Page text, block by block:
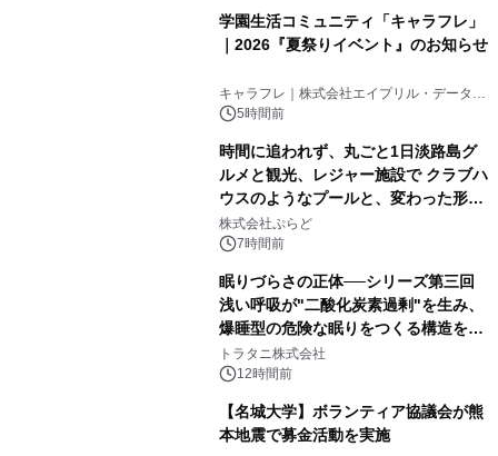
学園生活コミュニティ「キャラフレ」
｜2026『夏祭りイベント』のお知らせ
キャラフレ｜株式会社エイプリル・データ・
デザインズ
5時間前
時間に追われず、丸ごと1日淡路島グ
ルメと観光、レジャー施設で クラブハ
ウスのようなプールと、変わった形の
サウナも 「THE BOXY AWAJI」のお
得な素泊まり連泊プランで
株式会社ぷらど
7時間前
眠りづらさの正体──シリーズ第三回
浅い呼吸が"二酸化炭素過剰"を生み、
爆睡型の危険な眠りをつくる構造を解
説
トラタニ株式会社
12時間前
【名城大学】ボランティア協議会が熊
本地震で募金活動を実施